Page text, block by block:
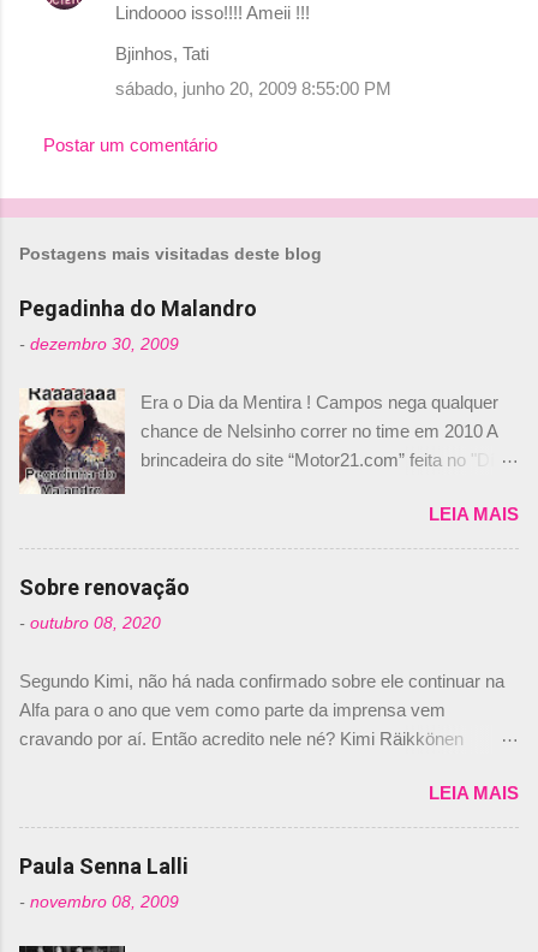
Lindoooo isso!!!! Ameii !!!
Bjinhos, Tati
sábado, junho 20, 2009 8:55:00 PM
Postar um comentário
Postagens mais visitadas deste blog
Pegadinha do Malandro
- dezembro 30, 2009
Era o Dia da Mentira ! Campos nega qualquer
chance de Nelsinho correr no time em 2010 A
brincadeira do site “Motor21.com” feita no "Día
de abril –, afirmando que Nelson Piquet havia
comprado 15% das ações da Campos, dando,
com isso, um lugar no time a Nelsinho Piquet,
foi esclarecida de uma vez por todas por
Daniele Audetto, diretor da escuderia. O
não será o companheiro de Bruno Senna em
2010. "Na verdade, nós recebemos uma oferta
de Piquet", admitiu Audetto. “Mas depois de ter
dois brasileiros”, explicou, dizendo ainda que
não tem nada contra o filho do tricampeão
Nelson Piquet. “Ele é um bom piloto, rápido e
experiente.” Audetto disse ainda que a suposta
LEIA MAIS
Sobre renovação
- outubro 08, 2020
Segundo Kimi, não há nada confirmado sobre ele continuar na
Alfa para o ano que vem como parte da imprensa vem
cravando por aí. Então acredito nele né? Kimi Räikkönen
truth but I’ve never had an option in my contract so that’s
should, pretty much, tell you that it’s not true." #Kimi7 #EifelGP
#AlfaRomeoRacing pic.twitter.com/77EDVn39Ia — Kimi
Romain falando sobre o fato do Iceman estar há tantos anos na
LEIA MAIS
Paula Senna Lalli
- novembro 08, 2009